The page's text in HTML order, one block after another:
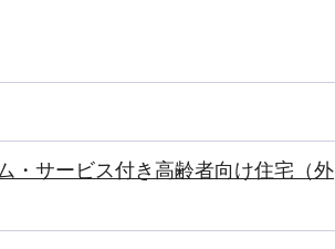
・サービス付き高齢者向け住宅（外